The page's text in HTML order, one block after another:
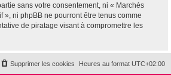
sans votre consentement, ni « Marchés
», ni phpBB ne pourront être tenus comme
de piratage visant à compromettre les
Heures au format UTC+02:00
Supprimer les cookies